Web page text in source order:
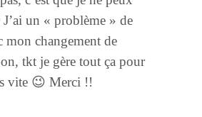
un « problème » de
mon changement de
tkt je gère tout ça pour
vite 😉 Merci !!